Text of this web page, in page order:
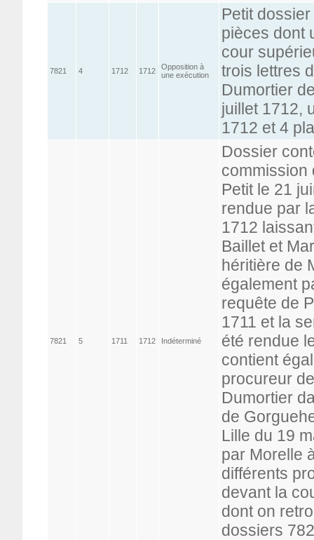
7821 4 1712 1712
Opposition à
une exécution
Petit
pièces dont
cour
trois lettres
Dumortier
juillet 1712,
1712 et 4
7821 5 1711 1712 Indéterminé
Dossier
commission
Petit le 21
rendue par
1712
Baillet et
héritière de
également
requête de
1711 et la
été rendue
contient
procureur
Dumortier
de
Lille du 19
par Morelle
différents
devant la
dont on
dossiers